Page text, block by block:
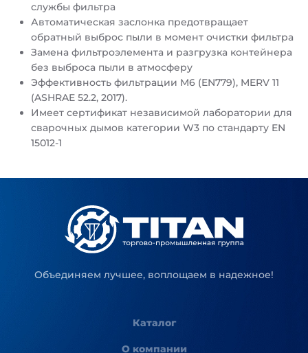
службы фильтра
Автоматическая заслонка предотвращает
обратный выброс пыли в момент очистки фильтра
Замена фильтроэлемента и разгрузка контейнера
без выброса пыли в атмосферу
Эффективность фильтрации M6 (EN779), MERV 11
(ASHRAE 52.2, 2017).
Имеет сертификат независимой лаборатории для
сварочных дымов категории W3 по стандарту EN
15012-1
Объединяем лучшее, воплощаем в надежное!
Каталог
О компании